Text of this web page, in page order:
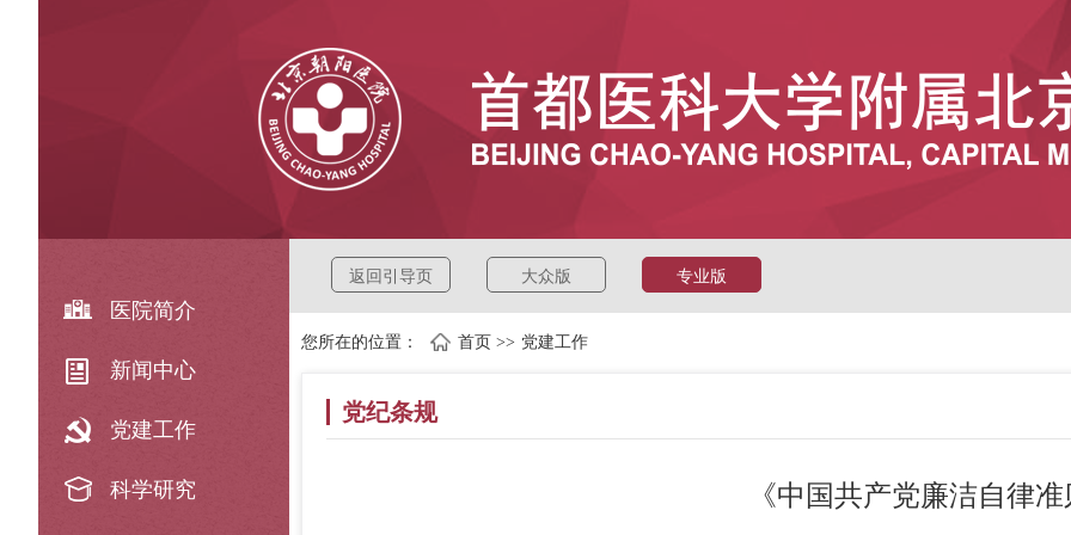
医院简介
新闻中心
党建工作
科学研究
返回引导页 大众版 专业版
您所在的位置： 首页 >> 党建工作
党纪条规
《中国共产党廉洁自律